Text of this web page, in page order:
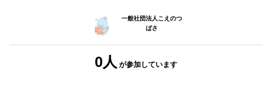
一般社団法人こえのつ
ばさ
0人 が参加しています